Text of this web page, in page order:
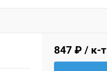
847 ₽ / к-т